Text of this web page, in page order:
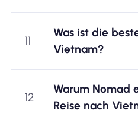
11
Was ist die
Vietnam?
12
Warum Nomad
Reise nach